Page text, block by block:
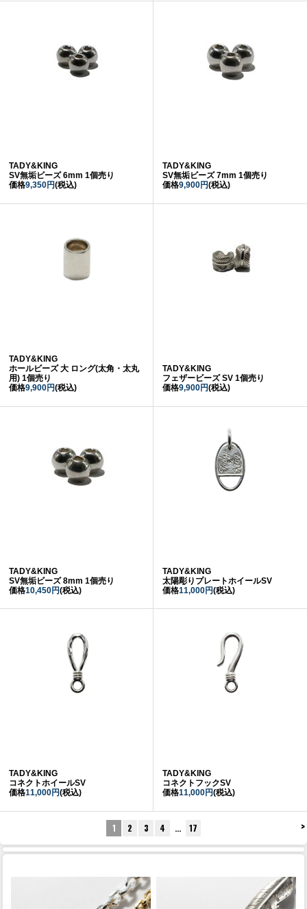
TADY&KING
SV無垢ビーズ 6mm 1個売り
価格9,350円(税込)
TADY&KING
SV無垢ビーズ 7mm 1個売り
価格9,900円(税込)
TADY&KING
ホールビーズ 大 ロング(太角・太丸
用) 1個売り
価格9,900円(税込)
TADY&KING
フェザービーズ SV 1個売り
価格9,900円(税込)
TADY&KING
SV無垢ビーズ 8mm 1個売り
価格10,450円(税込)
TADY&KING
太陽彫りプレートホイールSV
価格11,000円(税込)
TADY&KING
コネクトホイールSV
価格11,000円(税込)
TADY&KING
コネクトフックSV
価格11,000円(税込)
>
1 2 3 4 … 17